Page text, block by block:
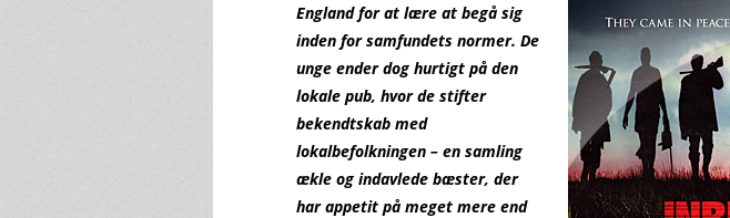
England for at lære at begå sig
inden for samfundets normer. De
unge ender dog hurtigt på den
lokale pub, hvor de stifter
bekendtskab med
lokalbefolkningen – en samling
ækle og indavlede bæster, der
har appetit på meget mere end